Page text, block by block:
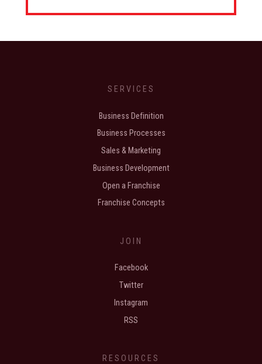
SERVICES
Business Definition
Business Processes
Sales & Marketing
Business Development
Open a Franchise
Franchise Concepts
JOIN
Facebook
Twitter
Instagram
RSS
RESOURCES